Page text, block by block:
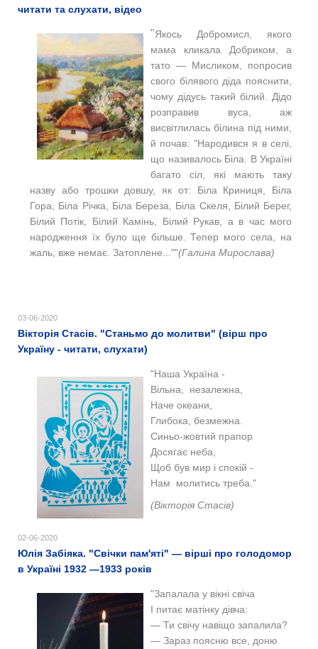
читати та слухати, відео
"Якось Добромисл, якого
мама кликала Добриком, а
тато — Мисликом, попросив
свого білявого діда пояснити,
чому дідусь такий білий. Дідо
розправив вуса, аж
висвітлилась білина під ними,
й почав: "Народився я в селі,
що називалось Біла. В Україні
багато сіл, які мають таку
назву або трошки довшу, як от: Біла Криниця, Біла
Гора, Біла Річка, Біла Береза, Біла Скеля, Білий Берег,
Білий Потік, Білий Камінь, Білий Рукав, а в час мого
народження їх було ще більше. Тепер мого села, на
жаль, вже немає. Затоплене...""(Галина Мирослава)
03-06-2020
Вікторія Стасів. "Станьмо до молитви" (вірш про
Україну - читати, слухати)
"Наша Україна -
Вільна, незалежна,
Наче океани,
Глибока, безмежна.
Синьо-жовтий прапор
Досягає неба,
Щоб був мир і спокій -
Нам молитись треба."
(Вікторія Стасів)
02-06-2020
Юлія Забіяка. "Свічки пам'яті" — вірші про голодомор
в Україні 1932 —1933 років
"Запалала у вікні свіча
І питає матінку дівча:
— Ти свічу навіщо запалила?
— Зараз поясню все, доню